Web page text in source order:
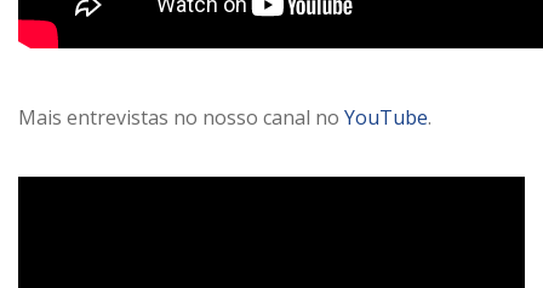
Mais entrevistas no nosso canal no YouTube.